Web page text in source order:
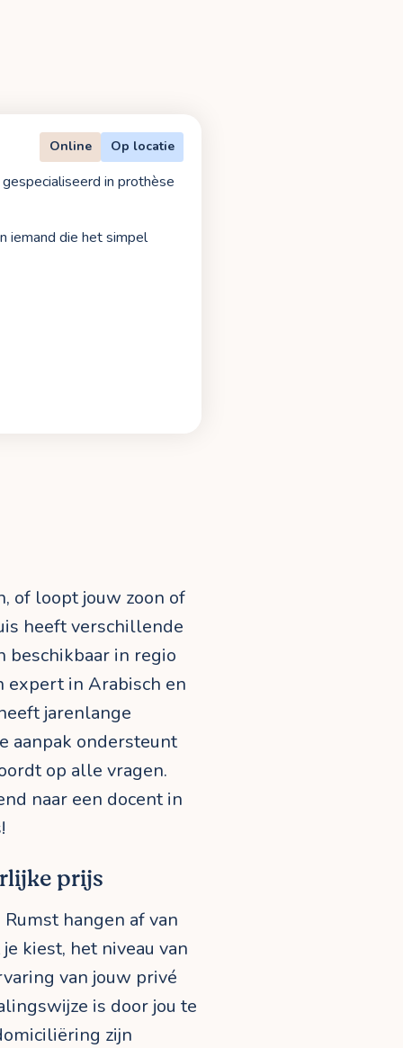
Online Op locatie
in prothèse
iemand die het simpel
of loopt jouw zoon of
heeft verschillende
beschikbaar in regio
expert in Arabisch en
jarenlange
aanpak ondersteunt
op alle vragen.
naar een docent in
prijs
hangen af van
kiest, het niveau van
van jouw privé
is door jou te
zijn